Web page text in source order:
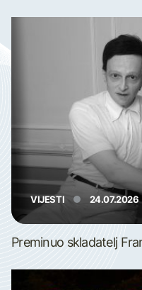
VIJESTI 24.07.2026
Preminuo skladatelj